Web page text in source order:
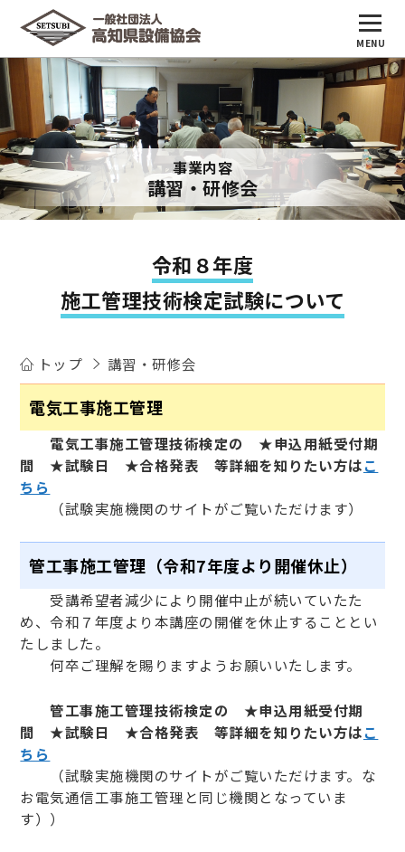
事業内容
講習・研修会
令和８年度
施工管理技術検定試験について
トップ 講習・研修会
電気工事施工管理
電気工事施工管理技術検定の ★申込用紙受付期
間 ★試験日 ★合格発表 等詳細を知りたい方はこ
ちら
（試験実施機関のサイトがご覧いただけます）
管工事施工管理（令和7年度より開催休止）
受講希望者減少により開催中止が続いていたた
め、令和７年度より本講座の開催を休止することとい
たしました。
何卒ご理解を賜りますようお願いいたします。
管工事施工管理技術検定の ★申込用紙受付期
間 ★試験日 ★合格発表 等詳細を知りたい方はこ
ちら
（試験実施機関のサイトがご覧いただけます。な
お電気通信工事施工管理と同じ機関となっていま
す））
MENU
トップ
事業内容
講習会・研修会
会員・関係団体
設備のしごとを知る
お問い合わせ
個人情報保護ポリシー